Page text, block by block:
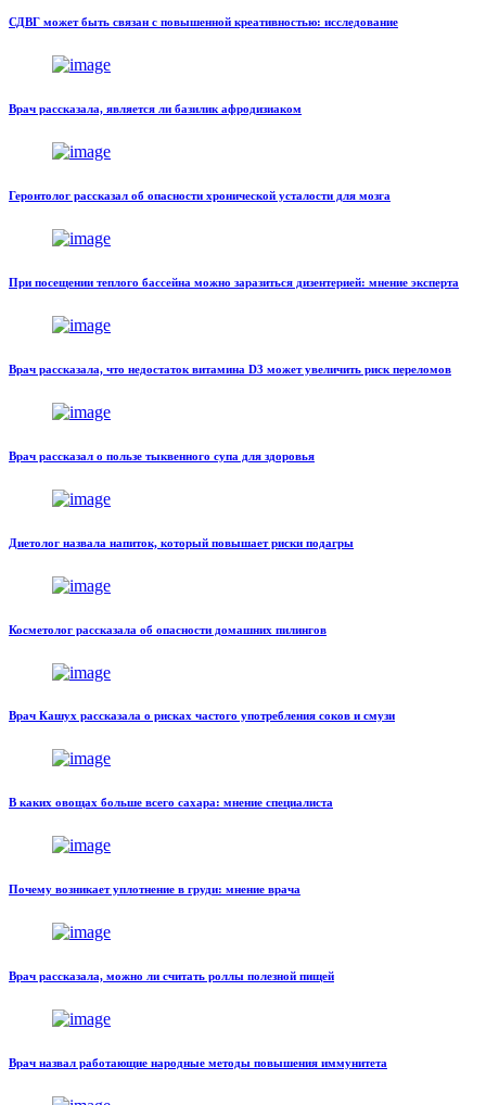
СДВГ может быть связан с повышенной креативностью: исследование
Врач рассказала, является ли базилик афродизиаком
Геронтолог рассказал об опасности хронической усталости для мозга
При посещении теплого бассейна можно заразиться дизентерией: мнение эксперта
Врач рассказала, что недостаток витамина D3 может увеличить риск переломов
Врач рассказал о пользе тыквенного супа для здоровья
Диетолог назвала напиток, который повышает риски подагры
Косметолог рассказала об опасности домашних пилингов
Врач Кашух рассказала о рисках частого употребления соков и смузи
В каких овощах больше всего сахара: мнение специалиста
Почему возникает уплотнение в груди: мнение врача
Врач рассказала, можно ли считать роллы полезной пищей
Врач назвал работающие народные методы повышения иммунитета